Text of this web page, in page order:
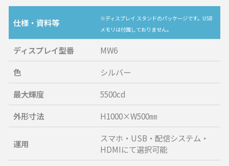
仕様・資料等
※ディスプレイ スタンドのパッケージです。USB
メモリは付属しておりません。
ディスプレイ型番
MW6
色
シルバー
最大輝度
5500cd
外形寸法
H1000×W500㎜
運用
スマホ・USB・配信システム・
HDMIにて選択可能